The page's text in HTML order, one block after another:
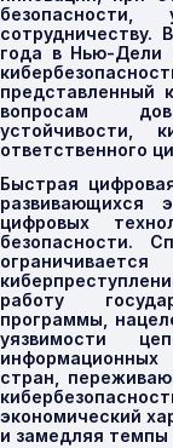
сотрудничеству.
года в Нью-Дели
представленный
вопросам
устойчивости,
ответственного
Быстрая
развивающихся
цифровых
безопасности.
работу
программы,
уязвимости
стран,
экономический
и замедляя темпы